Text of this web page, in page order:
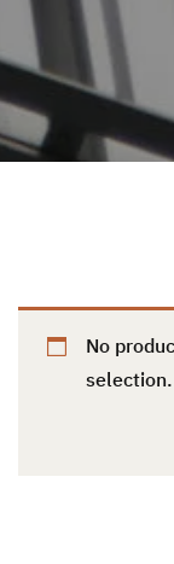
No
selection.